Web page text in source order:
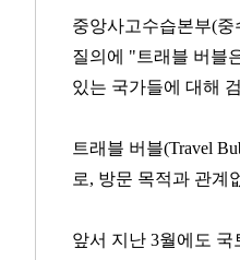
중앙사고수습본부(
질의에 "트래블 버블
있는 국가들에 대해
트래블 버블(Travel
로, 방문 목적과 관계
앞서 지난 3월에도